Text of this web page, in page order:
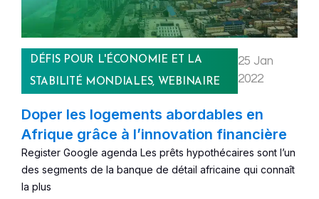
DÉFIS POUR L'ÉCONOMIE ET LA
STABILITÉ MONDIALES, WEBINAIRE
25 Jan
2022
Doper les logements abordables en
Afrique grâce à l’innovation financière
Register Google agenda Les prêts hypothécaires sont l’un
des segments de la banque de détail africaine qui connaît
la plus